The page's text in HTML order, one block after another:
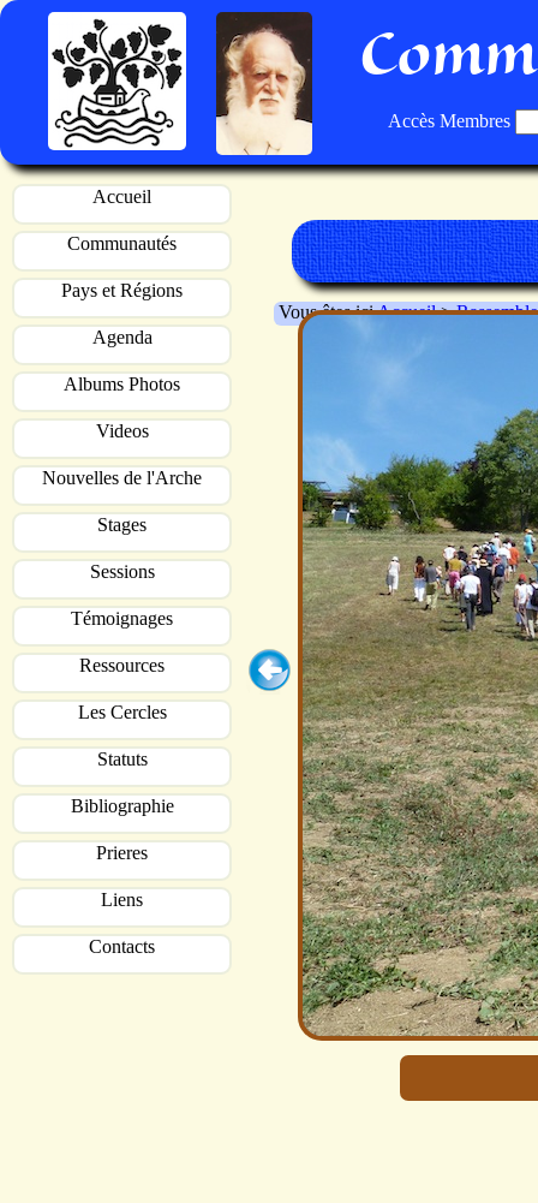
Accès Membres
Accueil
Communautés
Pays et Régions
Agenda
Albums Photos
Videos
Nouvelles de l'Arche
Stages
Sessions
Témoignages
Ressources
Les Cercles
Statuts
Bibliographie
Prieres
Liens
Contacts
Vous êtes iciAccueil>